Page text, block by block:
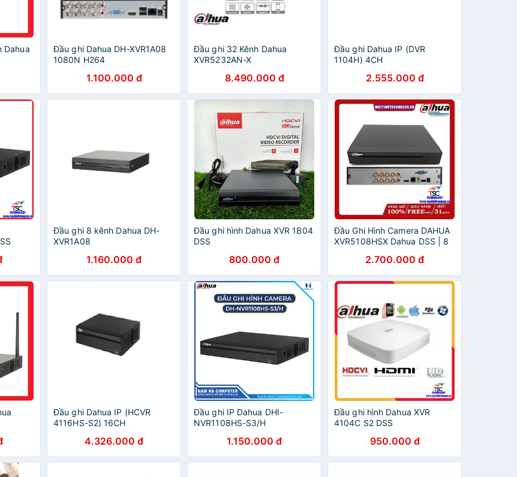
Dahua
Đầu ghi Dahua DH-XVR1A08
1080N H264
1.100.000 đ
Đầu ghi 32 Kênh Dahua
XVR5232AN-X
8.490.000 đ
Đầu ghi Dahua IP (DVR
1104H) 4CH
2.555.000 đ
Đầu ghi 8 kênh Dahua DH-
XVR1A08
1.160.000 đ
Đầu ghi hình Dahua XVR 1B04
DSS
800.000 đ
Đầu Ghi Hình Camera DAHUA
XVR5108HSX Dahua DSS | 8
2.700.000 đ
Đầu ghi Dahua IP (HCVR
4116HS-S2) 16CH
4.326.000 đ
Đầu ghi IP Dahua DHI-
NVR1108HS-S3/H
1.150.000 đ
Đầu ghi hình Dahua XVR
4104C S2 DSS
950.000 đ